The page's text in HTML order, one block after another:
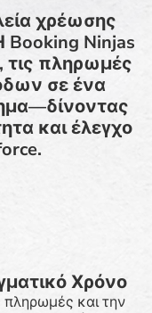
χρέωσης
Booking Ninjas
τις πληρωμές
σε ένα
και έλεγχο
Χρόνο
και την